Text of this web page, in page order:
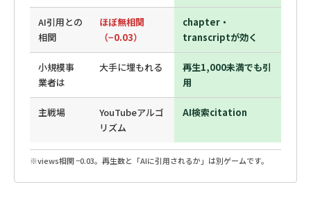
AI引用との
相関
ほぼ無相関
（−0.03）
chapter・
transcriptが効く
小規模事
業者は
大手に埋もれる
再生1,000未満でも引
用
主戦場
YouTubeアルゴ
リズム
AI検索citation
※views相関 −0.03。再生数と「AIに引用されるか」は別ゲームです。